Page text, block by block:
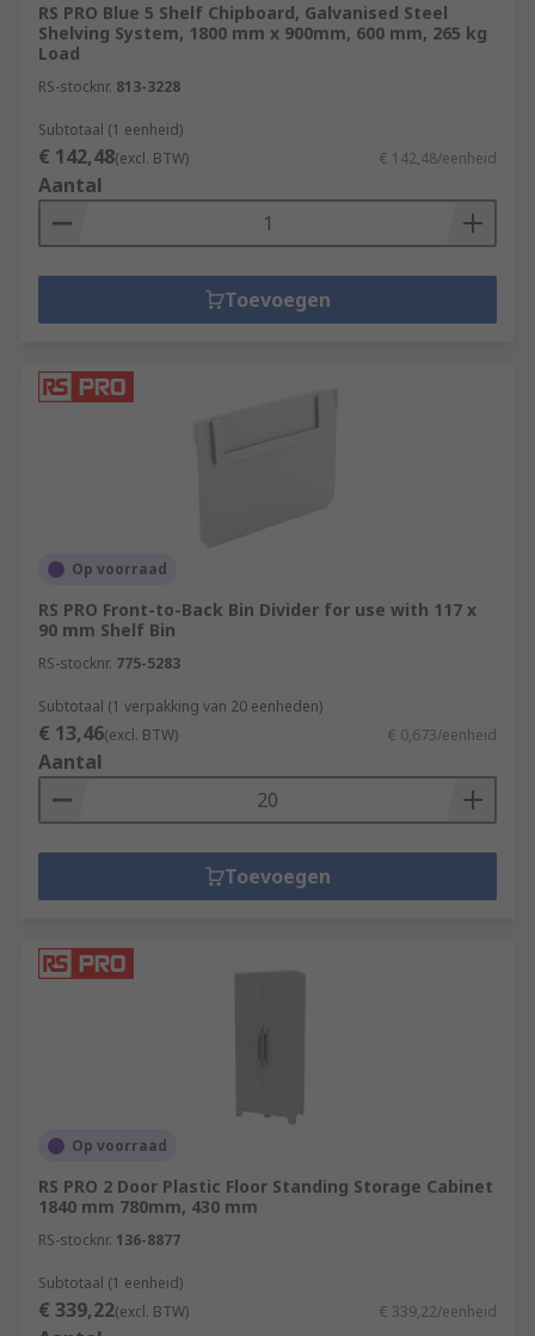
RS PRO Blue 5 Shelf Chipboard, Galvanised Steel
Shelving System, 1800 mm x 900mm, 600 mm, 265 kg
Load
RS-stocknr. 813-3228
Subtotaal (1 eenheid)
€ 142,48(excl. BTW) € 142,48/eenheid
Aantal
Toevoegen
Op voorraad
RS PRO Front-to-Back Bin Divider for use with 117 x
90 mm Shelf Bin
RS-stocknr. 775-5283
Subtotaal (1 verpakking van 20 eenheden)
€ 13,46(excl. BTW) € 0,673/eenheid
Aantal
Toevoegen
Op voorraad
RS PRO 2 Door Plastic Floor Standing Storage Cabinet
1840 mm 780mm, 430 mm
RS-stocknr. 136-8877
Subtotaal (1 eenheid)
€ 339,22(excl. BTW) € 339,22/eenheid